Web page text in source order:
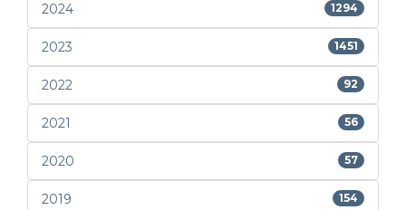
2024 1294
2023 1451
2022 92
2021 56
2020 57
2019 154